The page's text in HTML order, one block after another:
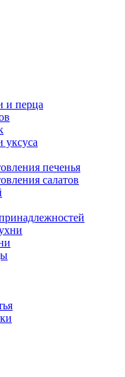
и перца
уксуса
печенья
салатов